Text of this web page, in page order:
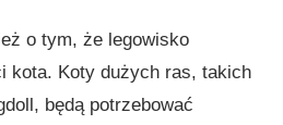
o tym, że legowisko
kota. Koty dużych ras, takich
będą potrzebować